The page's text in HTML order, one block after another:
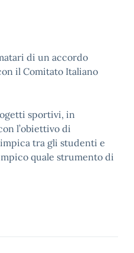
di un accordo
il Comitato Italiano
sportivi, in
l’obiettivo di
tra gli studenti e
quale strumento di